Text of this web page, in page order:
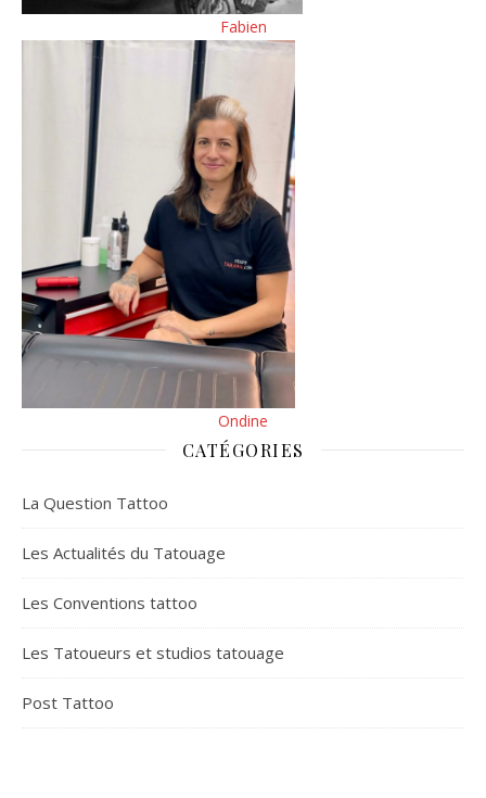
Fabien
Ondine
CATÉGORIES
La Question Tattoo
Les Actualités du Tatouage
Les Conventions tattoo
Les Tatoueurs et studios tatouage
Post Tattoo